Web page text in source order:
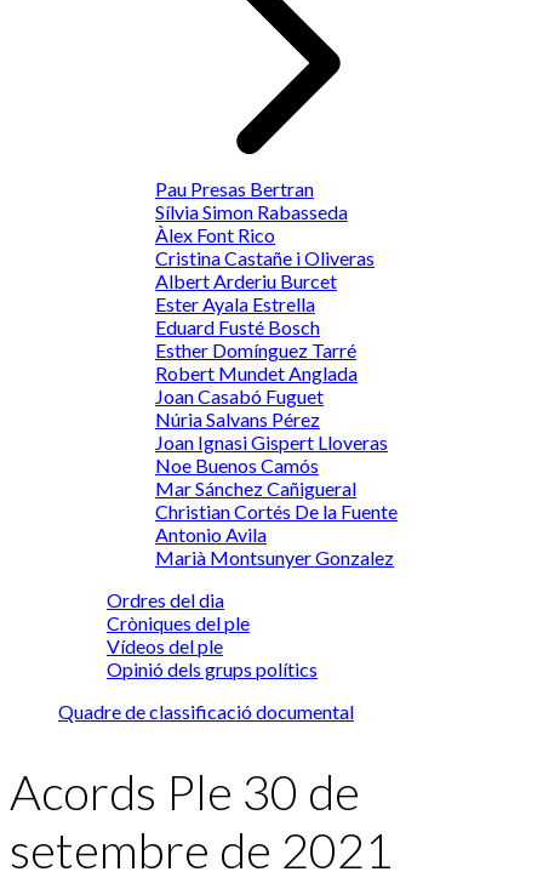
Pau Presas Bertran
Sílvia Simon Rabasseda
Àlex Font Rico
Cristina Castañe i Oliveras
Albert Arderiu Burcet
Ester Ayala Estrella
Eduard Fusté Bosch
Esther Domínguez Tarré
Robert Mundet Anglada
Joan Casabó Fuguet
Núria Salvans Pérez
Joan Ignasi Gispert Lloveras
Noe Buenos Camós
Mar Sánchez Cañigueral
Christian Cortés De la Fuente
Antonio Avila
Marià Montsunyer Gonzalez
Ordres del dia
Cròniques del ple
Vídeos del ple
Opinió dels grups polítics
Quadre de classificació documental
Acords Ple 30 de
setembre de 2021